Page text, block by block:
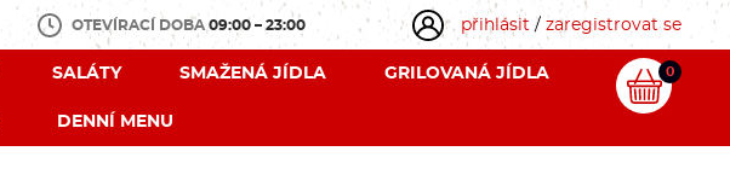
OTEVÍRACÍ DOBA 09:00 – 23:00 přihlásit / zaregistrovat se
SALÁTY SMAŽENÁ JÍDLA GRILOVANÁ JÍDLA
DENNÍ MENU
0